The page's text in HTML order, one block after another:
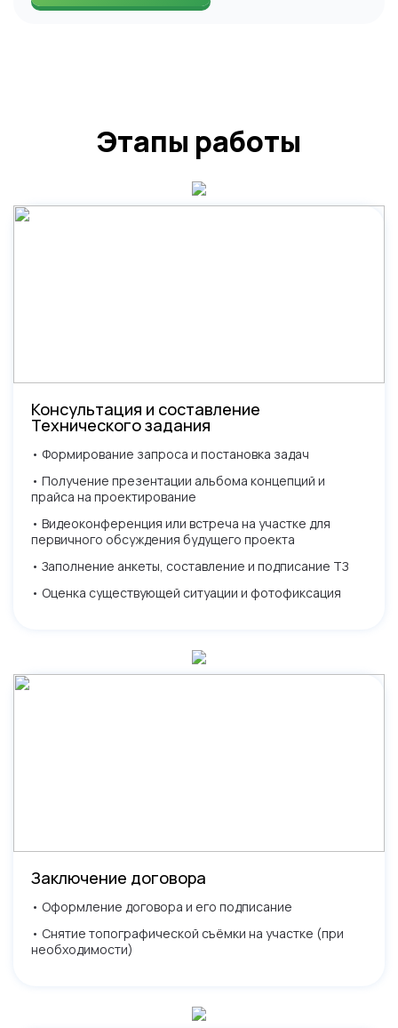
Этапы работы
Консультация и составление
Технического задания
• Формирование запроса и постановка задач
• Получение презентации альбома концепций и
прайса на проектирование
• Видеоконференция или встреча на участке для
первичного обсуждения будущего проекта
• Заполнение анкеты, составление и подписание ТЗ
• Оценка существующей ситуации и фотофиксация
Заключение договора
• Оформление договора и его подписание
• Снятие топографической съёмки на участке (при
необходимости)